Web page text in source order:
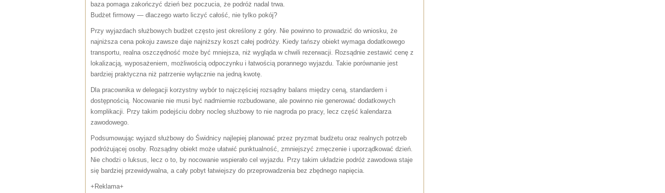
baza pomaga zakończyć dzień bez poczucia, że podróż nadal trwa.
Budżet firmowy — dlaczego warto liczyć całość, nie tylko pokój?
Przy wyjazdach służbowych budżet często jest określony z góry. Nie powinno to prowadzić do wniosku, że
najniższa cena pokoju zawsze daje najniższy koszt całej podróży. Kiedy tańszy obiekt wymaga dodatkowego
transportu, realna oszczędność może być mniejsza, niż wygląda w chwili rezerwacji. Rozsądnie zestawić cenę z
lokalizacją, wyposażeniem, możliwością odpoczynku i łatwością porannego wyjazdu. Takie porównanie jest
bardziej praktyczna niż patrzenie wyłącznie na jedną kwotę.
Dla pracownika w delegacji korzystny wybór to najczęściej rozsądny balans między ceną, standardem i
dostępnością. Nocowanie nie musi być nadmiernie rozbudowane, ale powinno nie generować dodatkowych
komplikacji. Przy takim podejściu dobry nocleg służbowy to nie nagroda po pracy, lecz część kalendarza
zawodowego.
Podsumowując wyjazd służbowy do Świdnicy najlepiej planować przez pryzmat budżetu oraz realnych potrzeb
podróżującej osoby. Rozsądny obiekt może ułatwić punktualność, zmniejszyć zmęczenie i uporządkować dzień.
Nie chodzi o luksus, lecz o to, by nocowanie wspierało cel wyjazdu. Przy takim układzie podróż zawodowa staje
się bardziej przewidywalna, a cały pobyt łatwiejszy do przeprowadzenia bez zbędnego napięcia.
+Reklama+